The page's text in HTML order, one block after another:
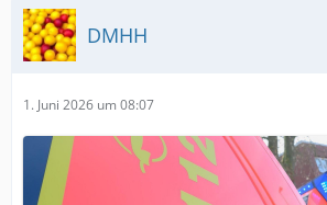
DMHH
1. Juni 2026 um 08:07